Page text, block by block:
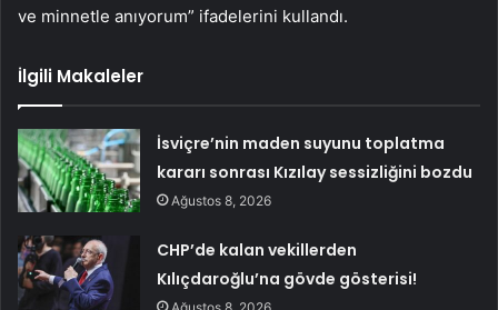
ve minnetle anıyorum” ifadelerini kullandı.
İlgili Makaleler
İsviçre’nin maden suyunu toplatma
kararı sonrası Kızılay sessizliğini bozdu
Ağustos 8, 2026
CHP’de kalan vekillerden
Kılıçdaroğlu’na gövde gösterisi!